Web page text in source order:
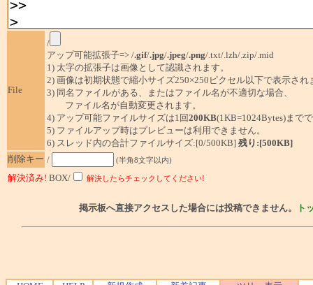
File
/
アップ可能拡張子=> /.gif/.jpg/.jpeg/.png/.txt/.lzh/.zip/.mid
1) 太字の拡張子は画像として認識されます。
2) 画像は初期状態で縮小サイズ250×250ピクセル以下で表示され
3) 同名ファイルがある、またはファイル名が不適切な場合、
ファイル名が自動変更されます。
4) アップ可能ファイルサイズは1回200KB(1KB=1024Bytes)まで
5) ファイルアップ時はプレビューは利用できません。
6) スレッド内の合計ファイルサイズ:[0/500KB] 残り:[500KB]
削除キー / (半角8文字以内)
解決済み! BOX/ 解決したらチェックしてください!
掲示板へ直接アクセスした場合には投稿できません。 ト